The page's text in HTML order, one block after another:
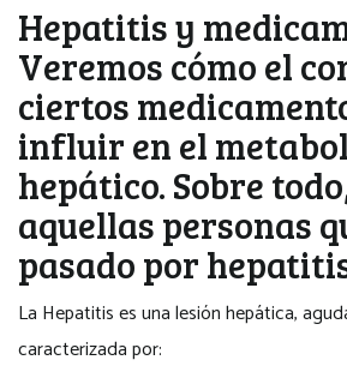
Hepatitis y
Veremos cómo el
ciertos
influir en el
hepático. Sobre
aquellas personas
pasado por
La Hepatitis es una lesión hepática,
caracterizada por: